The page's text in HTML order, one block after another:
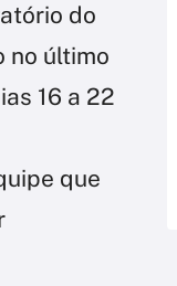
do
no último
16 a 22
que